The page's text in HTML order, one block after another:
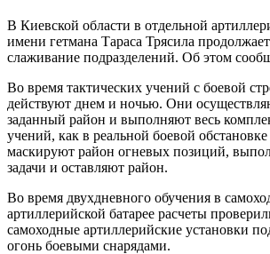
В Киевской области в отдельной
имени гетмана Тараса Трясила
слаживание подразделений. Об этом
Во время тактических учений с боевой
действуют днем ​​и ночью. Они
заданный район и выполняют весь
учений, как в реальной боевой
маскируют район огневых позиций,
задачи и оставляют район.
Во время двухдневного обучения в
артиллерийской батарее расчеты
самоходные артиллерийские установки
огонь боевыми снарядами.